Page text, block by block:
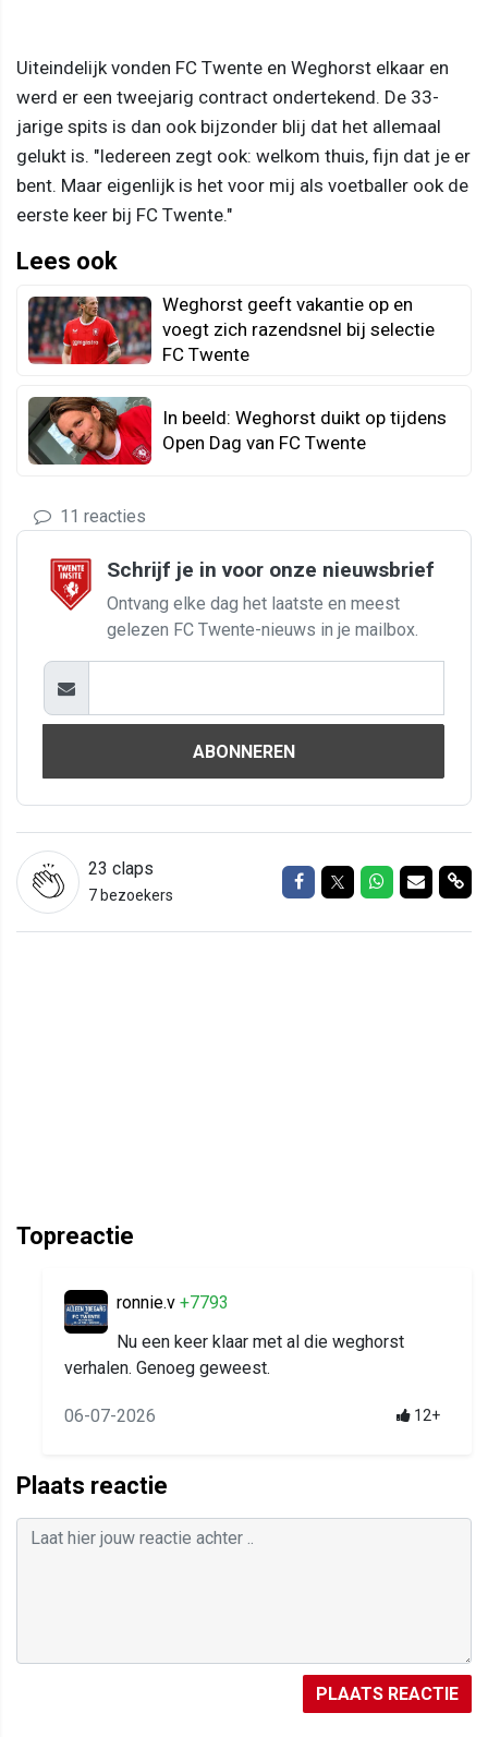
Uiteindelijk vonden FC Twente en Weghorst elkaar en
werd er een tweejarig contract ondertekend. De 33-
jarige spits is dan ook bijzonder blij dat het allemaal
gelukt is. "Iedereen zegt ook: welkom thuis, fijn dat je er
bent. Maar eigenlijk is het voor mij als voetballer ook de
eerste keer bij FC Twente."
Lees ook
Weghorst geeft vakantie op en
voegt zich razendsnel bij selectie
FC Twente
In beeld: Weghorst duikt op tijdens
Open Dag van FC Twente
11 reacties
Schrijf je in voor onze nieuwsbrief
Ontvang elke dag het laatste en meest
gelezen FC Twente-nieuws in je mailbox.
ABONNEREN
23 claps
7 bezoekers
Delen op Facebook
Delen op Twitter
Delen op
Delen
Topreactie
ronnie.v +7793
Nu een keer klaar met al die weghorst
verhalen. Genoeg geweest.
06-07-2026 12+
Plaats reactie
PLAATS REACTIE